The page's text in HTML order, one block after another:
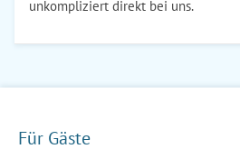
unkompliziert direkt bei uns.
Für Gäste